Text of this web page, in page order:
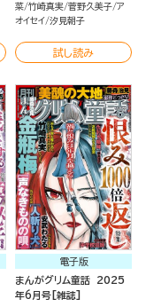
菜 竹崎真実 菅野久美子 ア
オイセイ 汐見朝子
試し読み
電子版
まんがグリム童話 2025
年6月号[雑誌]